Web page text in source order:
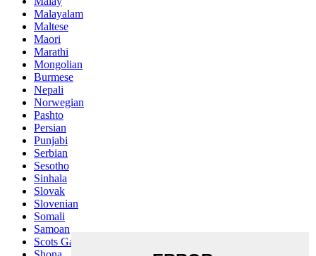
Malayalam
Maltese
Maori
Marathi
Mongolian
Burmese
Nepali
Norwegian
Pashto
Persian
Punjabi
Serbian
Sesotho
Sinhala
Slovak
Slovenian
Somali
Samoan
Scots Gaelic